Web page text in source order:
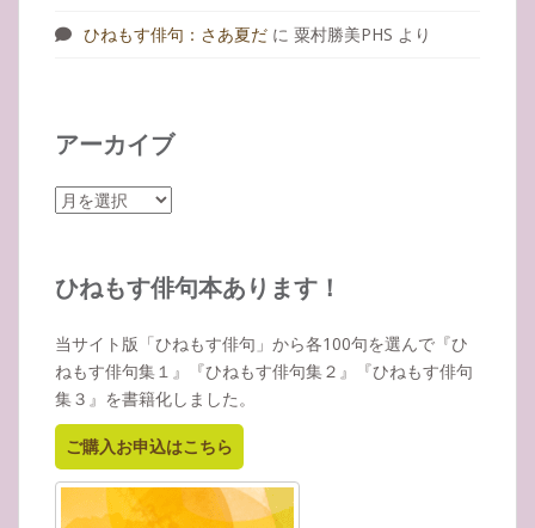
ひねもす俳句：さあ夏だ に 粟村勝美PHS より
アーカイブ
ア
イ
ひねもす俳句本あります！
当サイト版「ひねもす俳句」から各100句を選んで『ひ
ねもす俳句集１』『ひねもす俳句集２』『ひねもす俳句
集３』を書籍化しました。
ご購入お申込はこちら